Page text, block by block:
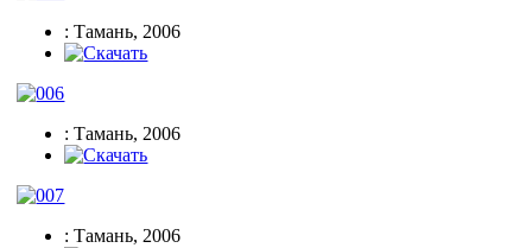
: Тамань, 2006
: Тамань, 2006
: Тамань, 2006